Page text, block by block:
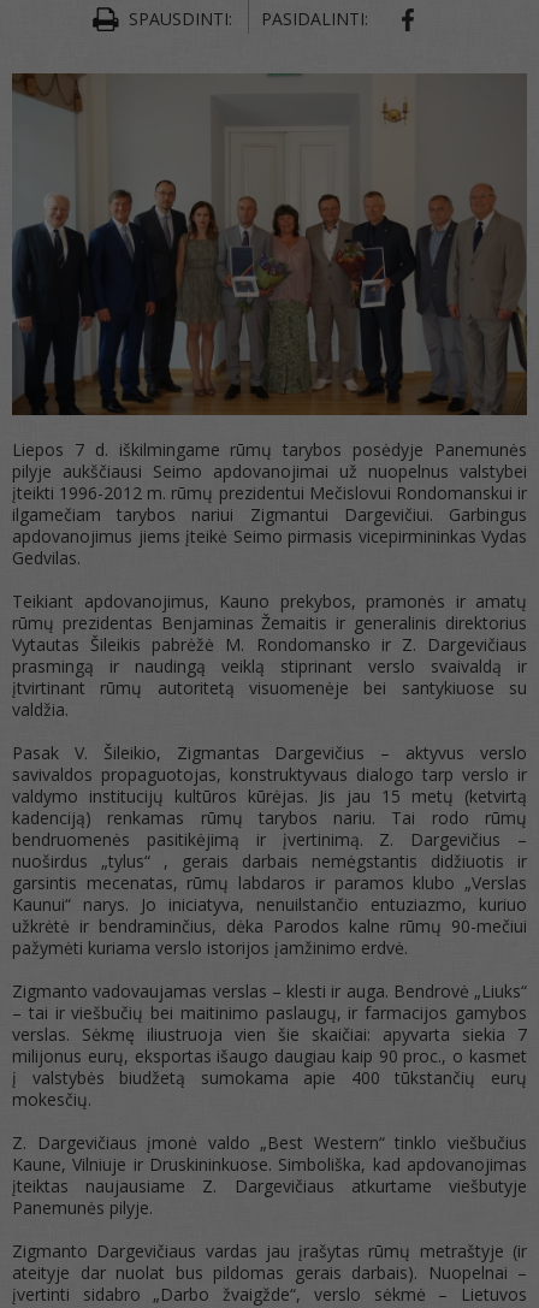
SPAUSDINTI: PASIDALINTI:
Liepos 7 d. iškilmingame rūmų tarybos posėdyje Panemunės
pilyje aukščiausi Seimo apdovanojimai už nuopelnus valstybei
įteikti 1996-2012 m. rūmų prezidentui Mečislovui Rondomanskui ir
ilgamečiam tarybos nariui Zigmantui Dargevičiui. Garbingus
apdovanojimus jiems įteikė Seimo pirmasis vicepirmininkas Vydas
Gedvilas.
Teikiant apdovanojimus, Kauno prekybos, pramonės ir amatų
rūmų prezidentas Benjaminas Žemaitis ir generalinis direktorius
Vytautas Šileikis pabrėžė M. Rondomansko ir Z. Dargevičiaus
prasmingą ir naudingą veiklą stiprinant verslo svaivaldą ir
įtvirtinant rūmų autoritetą visuomenėje bei santykiuose su
valdžia.
Pasak V. Šileikio, Zigmantas Dargevičius – aktyvus verslo
savivaldos propaguotojas, konstruktyvaus dialogo tarp verslo ir
valdymo institucijų kultūros kūrėjas. Jis jau 15 metų (ketvirtą
kadenciją) renkamas rūmų tarybos nariu. Tai rodo rūmų
bendruomenės pasitikėjimą ir įvertinimą. Z. Dargevičius –
nuoširdus „tylus“ , gerais darbais nemėgstantis didžiuotis ir
garsintis mecenatas, rūmų labdaros ir paramos klubo „Verslas
Kaunui“ narys. Jo iniciatyva, nenuilstančio entuziazmo, kuriuo
užkrėtė ir bendraminčius, dėka Parodos kalne rūmų 90-mečiui
pažymėti kuriama verslo istorijos įamžinimo erdvė.
Zigmanto vadovaujamas verslas – klesti ir auga. Bendrovė „Liuks“
– tai ir viešbučių bei maitinimo paslaugų, ir farmacijos gamybos
verslas. Sėkmę iliustruoja vien šie skaičiai: apyvarta siekia 7
milijonus eurų, eksportas išaugo daugiau kaip 90 proc., o kasmet
į valstybės biudžetą sumokama apie 400 tūkstančių eurų
mokesčių.
Z. Dargevičiaus įmonė valdo „Best Western“ tinklo viešbučius
Kaune, Vilniuje ir Druskininkuose. Simboliška, kad apdovanojimas
įteiktas naujausiame Z. Dargevičiaus atkurtame viešbutyje
Panemunės pilyje.
Zigmanto Dargevičiaus vardas jau įrašytas rūmų metraštyje (ir
ateityje dar nuolat bus pildomas gerais darbais). Nuopelnai –
įvertinti sidabro „Darbo žvaigžde“, verslo sėkmė – Lietuvos